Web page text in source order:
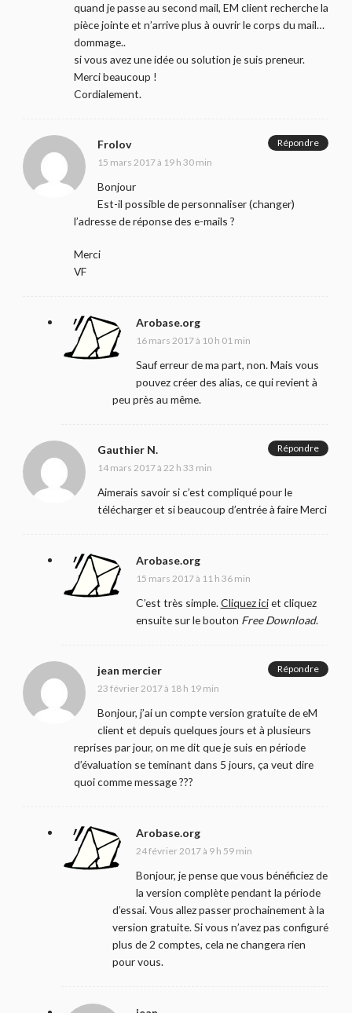
quand je passe au second mail, EM client recherche la
pièce jointe et n’arrive plus à ouvrir le corps du mail…
dommage..
si vous avez une idée ou solution je suis preneur.
Merci beaucoup !
Cordialement.
Frolov
15 mars 2017 à 19 h 30 min
Bonjour
Est-il possible de personnaliser (changer)
l’adresse de réponse des e-mails ?
Merci
VF
Répondre
Arobase.org
16 mars 2017 à 10 h 01 min
Sauf erreur de ma part, non. Mais vous
pouvez créer des alias, ce qui revient à
peu près au même.
Gauthier N.
14 mars 2017 à 22 h 33 min
Aimerais savoir si c’est compliqué pour le
télécharger et si beaucoup d’entrée à faire Merci
Répondre
Arobase.org
15 mars 2017 à 11 h 36 min
C’est très simple.Cliquez iciet cliquez
ensuite sur le bouton Free Download.
jean mercier
23 février 2017 à 18 h 19 min
Bonjour, j’ai un compte version gratuite de eM
client et depuis quelques jours et à plusieurs
reprises par jour, on me dit que je suis en période
d’évaluation se teminant dans 5 jours, ça veut dire
quoi comme message ???
Répondre
Arobase.org
24 février 2017 à 9 h 59 min
Bonjour, je pense que vous bénéficiez de
la version complète pendant la période
d’essai. Vous allez passer prochainement à la
version gratuite. Si vous n’avez pas configuré
plus de 2 comptes, cela ne changera rien
pour vous.